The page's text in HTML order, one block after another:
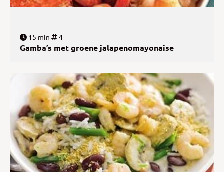
15 min 4
Gamba’s met groene jalapenomayonaise